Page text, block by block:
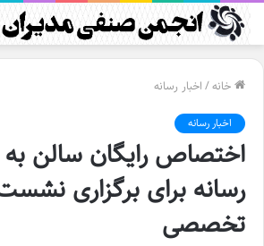
خانه/ اخبار رسانه
اخبار رسانه
اختصاص رایگان سالن به
رسانه برای برگزاری
تخصصی